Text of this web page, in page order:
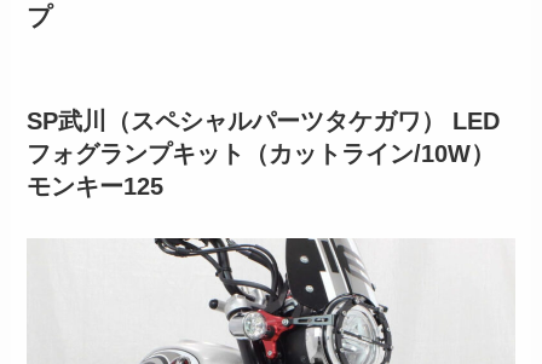
プ
SP武川（スペシャルパーツタケガワ） LED
フォグランプキット（カットライン/10W）
モンキー125